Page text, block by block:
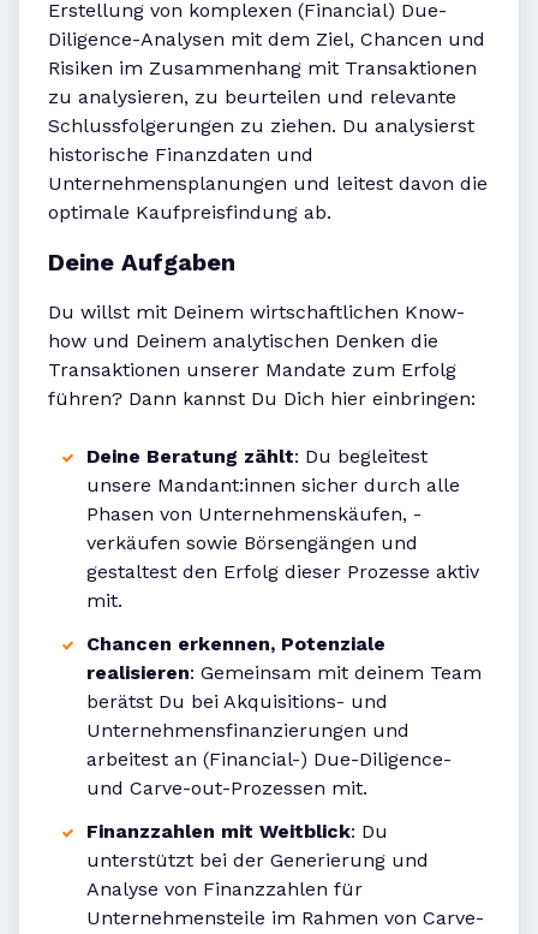
Erstellung von komplexen (Financial) Due-
Diligence-Analysen mit dem Ziel, Chancen und
Risiken im Zusammenhang mit Transaktionen
zu analysieren, zu beurteilen und relevante
Schlussfolgerungen zu ziehen. Du analysierst
historische Finanzdaten und
Unternehmensplanungen und leitest davon die
optimale Kaufpreisfindung ab.
Deine Aufgaben
Du willst mit Deinem wirtschaftlichen Know-
how und Deinem analytischen Denken die
Transaktionen unserer Mandate zum Erfolg
führen? Dann kannst Du Dich hier einbringen:
Deine Beratung zählt: Du begleitest
unsere Mandant:innen sicher durch alle
Phasen von Unternehmenskäufen, -
verkäufen sowie Börsengängen und
gestaltest den Erfolg dieser Prozesse aktiv
mit.
Chancen erkennen, Potenziale
realisieren: Gemeinsam mit deinem Team
berätst Du bei Akquisitions- und
Unternehmensfinanzierungen und
arbeitest an (Financial-) Due-Diligence-
und Carve-out-Prozessen mit.
Finanzzahlen mit Weitblick: Du
unterstützt bei der Generierung und
Analyse von Finanzzahlen für
Unternehmensteile im Rahmen von Carve-